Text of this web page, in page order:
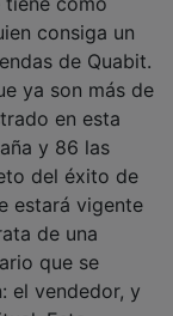
consiga un
de Quabit.
ya son más de
en esta
y 86 las
del éxito de
estará vigente
de una
que se
vendedor, y
Esta